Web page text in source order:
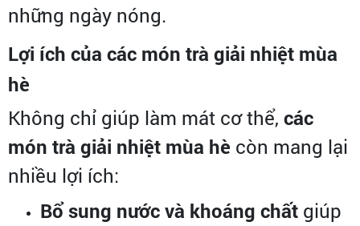
những ngày nóng.
Lợi ích của các món trà giải nhiệt mùa
hè
Không chỉ giúp làm mát cơ thể, các
món trà giải nhiệt mùa hè còn mang lại
nhiều lợi ích:
Bổ sung nước và khoáng chất giúp